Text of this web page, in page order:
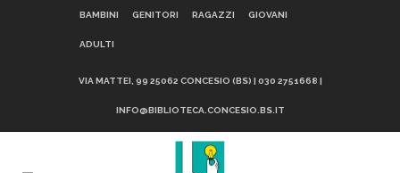
BAMBINI GENITORI RAGAZZI GIOVANI
ADULTI
VIA MATTEI, 99 25062 CONCESIO (BS) | 030 2751668 |
INFO@BIBLIOTECA.CONCESIO.BS.IT